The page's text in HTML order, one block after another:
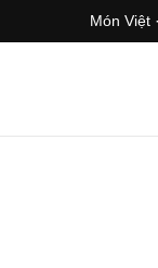
Món Việt